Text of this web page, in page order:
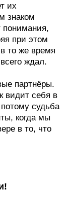
их
знаком
понимания,
при этом
то же время
ждал.
партнёры.
видит себя в
судьба
когда мы
в то, что